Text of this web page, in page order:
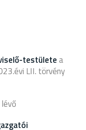
testületea
LII. törvény